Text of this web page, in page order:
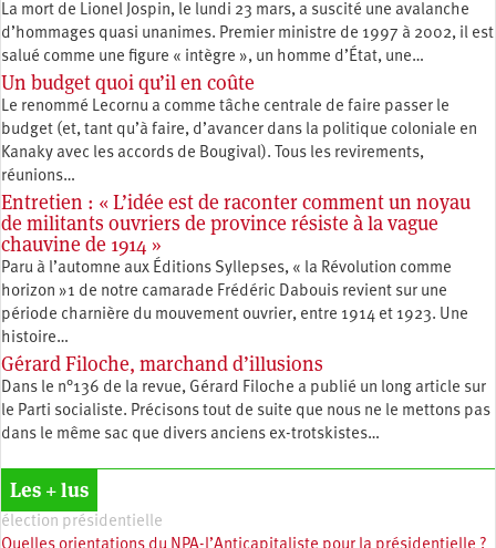
La mort de Lionel Jospin, le lundi 23 mars, a suscité une avalanche
d’hommages quasi unanimes. Premier ministre de 1997 à 2002, il est
salué comme une figure « intègre », un homme d’État, une…
Un budget quoi qu’il en coûte
Le renommé Lecornu a comme tâche centrale de faire passer le
budget (et, tant qu’à faire, d’avancer dans la politique coloniale en
Kanaky avec les accords de Bougival). Tous les revirements,
réunions…
Entretien : « L’idée est de raconter comment un noyau
de militants ouvriers de province résiste à la vague
chauvine de 1914 »
Paru à l’automne aux Éditions Syllepses, « la Révolution comme
horizon »1 de notre camarade Frédéric Dabouis revient sur une
période charnière du mouvement ouvrier, entre 1914 et 1923. Une
histoire…
Gérard Filoche, marchand d’illusions
Dans le n°136 de la revue, Gérard Filoche a publié un long article sur
le Parti socialiste. Précisons tout de suite que nous ne le mettons pas
dans le même sac que divers anciens ex-trotskistes…
Les + lus
élection présidentielle